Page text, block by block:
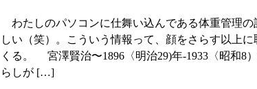
わたしのパソコンに仕舞い込んである体重管理の
しい（笑）。こういう情報って、顔をさらす以上
くる。 宮澤賢治〜1896〈明治29)年-1933〈昭和8
らしが […]